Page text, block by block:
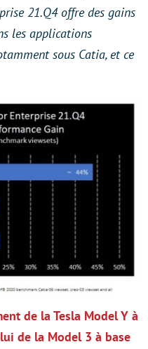
21.Q4 offre des gains
les applications
sous Catia, et ce
de la Tesla Model Y à
de la Model 3 à base